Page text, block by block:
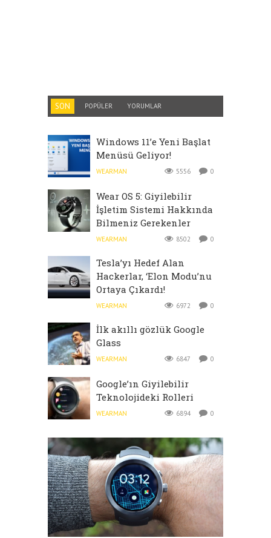
SON POPÜLER YORUMLAR
Windows 11’e Yeni Başlat
Menüsü Geliyor!
WEARMAN 5556 0
Wear OS 5: Giyilebilir
İşletim Sistemi Hakkında
Bilmeniz Gerekenler
WEARMAN 8502 0
Tesla’yı Hedef Alan
Hackerlar, ‘Elon Modu’nu
Ortaya Çıkardı!
WEARMAN 6972 0
İlk akıllı gözlük Google
Glass
WEARMAN 6847 0
Google’ın Giyilebilir
Teknolojideki Rolleri
WEARMAN 6894 0